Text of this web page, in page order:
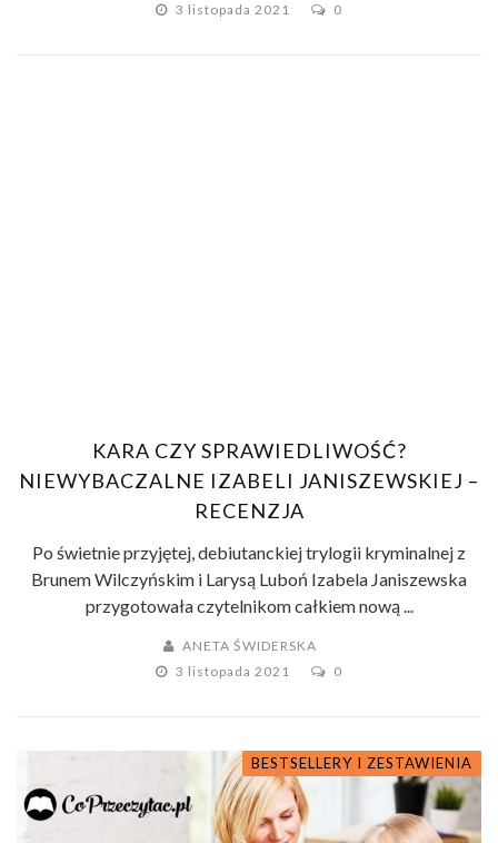
3 listopada 2021
0
KARA CZY SPRAWIEDLIWOŚĆ?
NIEWYBACZALNE IZABELI JANISZEWSKIEJ –
RECENZJA
Po świetnie przyjętej, debiutanckiej trylogii kryminalnej z
Brunem Wilczyńskim i Larysą Luboń Izabela Janiszewska
przygotowała czytelnikom całkiem nową ...
ANETA ŚWIDERSKA
3 listopada 2021
0
BESTSELLERY I ZESTAWIENIA